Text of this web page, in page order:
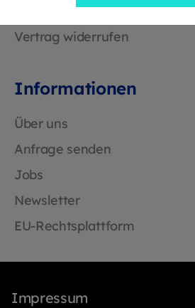
Downloads
Vertrag widerrufen
Informationen
Über uns
Anfrage senden
Jobs
Newsletter
EU-Rechtsplattform
Impressum